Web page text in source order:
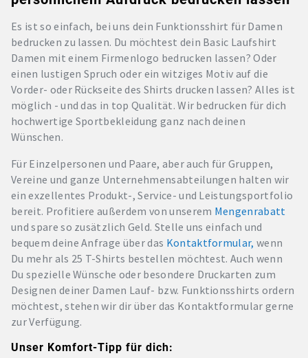
Es ist so einfach, bei uns dein Funktionsshirt für Damen
bedrucken zu lassen. Du möchtest dein Basic Laufshirt
Damen mit einem Firmenlogo bedrucken lassen? Oder
einen lustigen Spruch oder ein witziges Motiv auf die
Vorder- oder Rückseite des Shirts drucken lassen? Alles ist
möglich - und das in top Qualität. Wir bedrucken für dich
hochwertige Sportbekleidung ganz nach deinen
Wünschen.
Für Einzelpersonen und Paare, aber auch für Gruppen,
Vereine und ganze Unternehmensabteilungen halten wir
ein exzellentes Produkt-, Service- und Leistungsportfolio
bereit. Profitiere außerdem von unserem Mengenrabatt
und spare so zusätzlich Geld. Stelle uns einfach und
bequem deine Anfrage über das Kontaktformular, wenn
Du mehr als 25 T-Shirts bestellen möchtest. Auch wenn
Du spezielle Wünsche oder besondere Druckarten zum
Designen deiner Damen Lauf- bzw. Funktionsshirts ordern
möchtest, stehen wir dir über das Kontaktformular gerne
zur Verfügung.
Unser Komfort-Tipp für dich: